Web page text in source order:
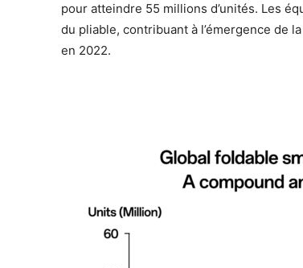
pour atteindre 55 millions d’unités. Les
du pliable, contribuant à l’émergence de
en 2022.